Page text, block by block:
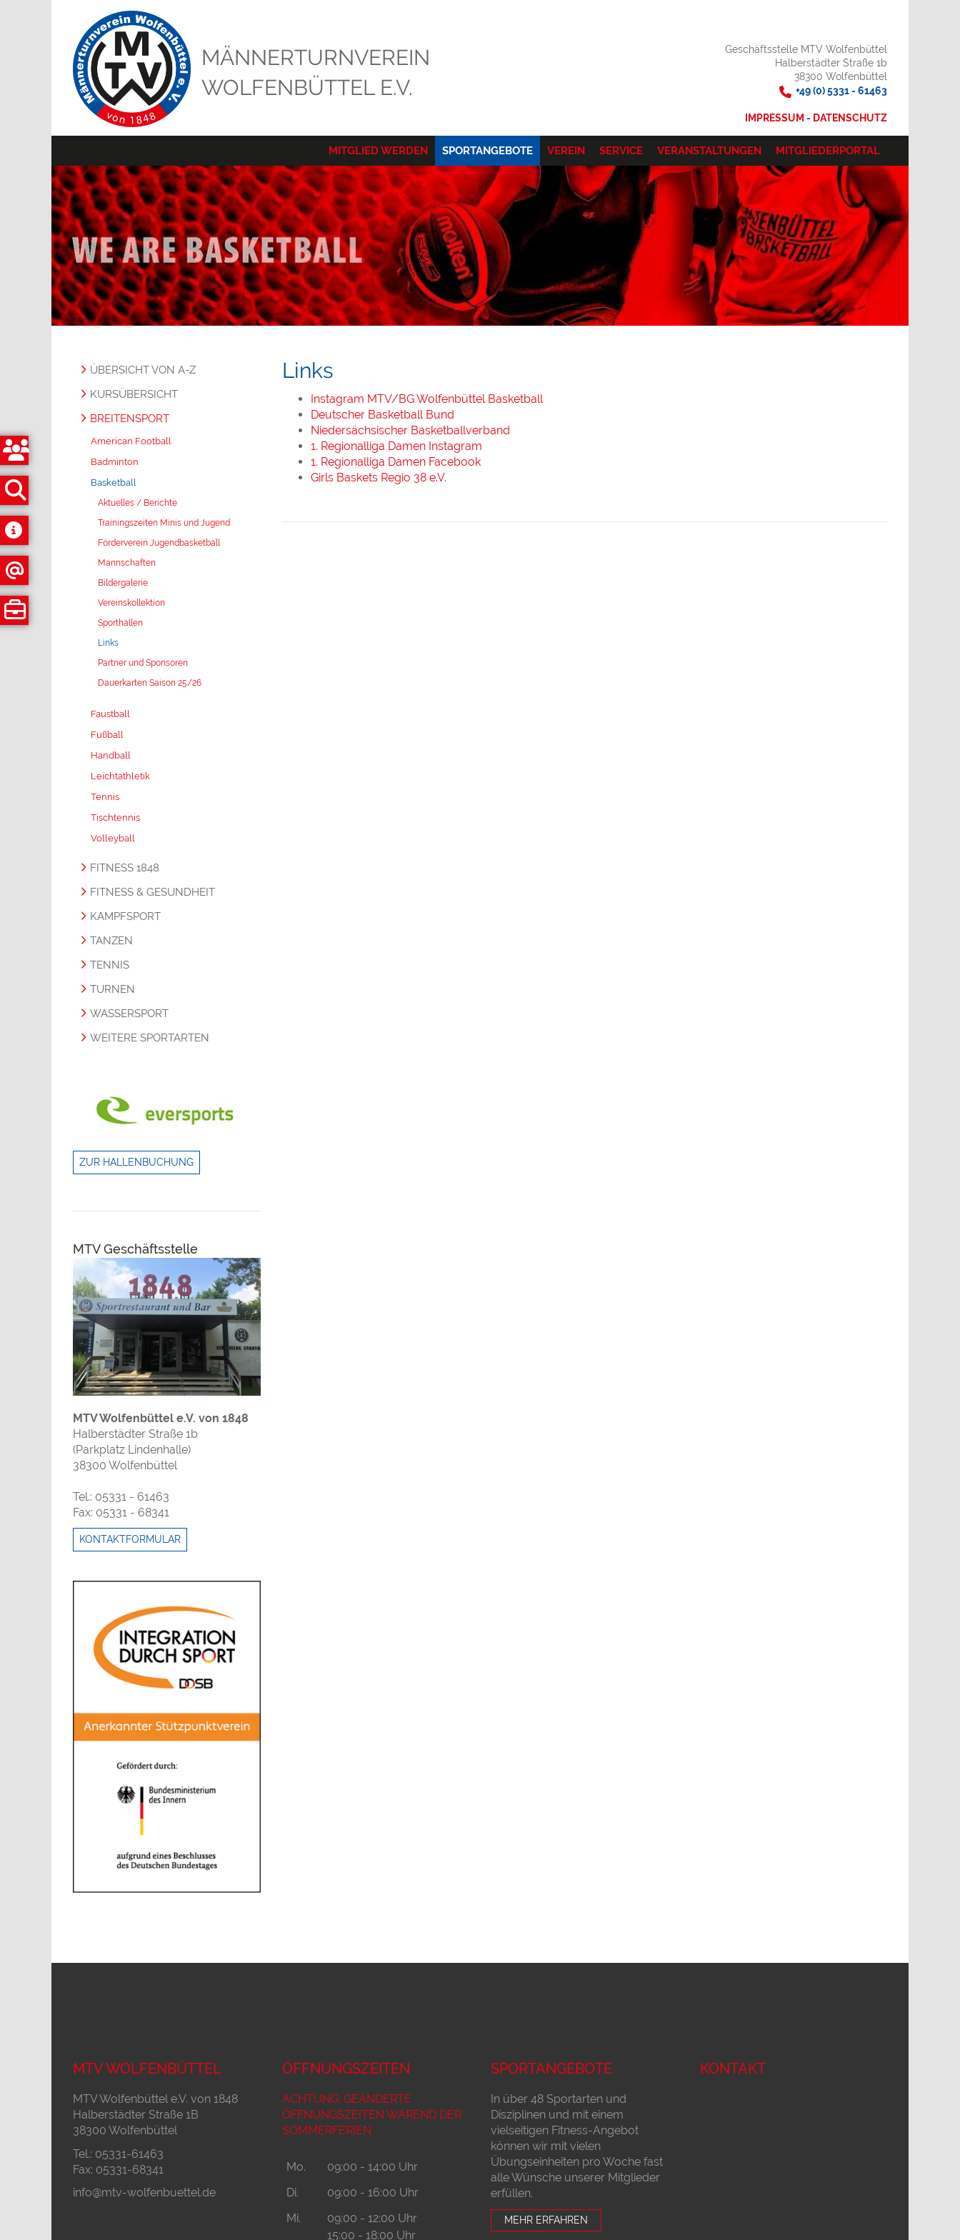
MÄNNERTURNVEREIN
WOLFENBÜTTEL E.V.
Geschäftsstelle MTV Wolfenbüttel
Halberstädter Straße 1b
38300 Wolfenbüttel
+49 (0) 5331 - 61463
IMPRESSUM - DATENSCHUTZ
MITGLIED WERDEN SPORTANGEBOTE VEREIN SERVICE VERANSTALTUNGEN MITGLIEDERPORTAL
ÜBERSICHT VON A-Z
KURSÜBERSICHT
BREITENSPORT
American Football
Badminton
Basketball
Aktuelles / Berichte
Trainingszeiten Minis und Jugend
Förderverein Jugendbasketball
Mannschaften
Bildergalerie
Vereinskollektion
Sporthallen
Links
Partner und Sponsoren
Dauerkarten Saison 25/26
Faustball
Fußball
Handball
Leichtathletik
Tennis
Tischtennis
Volleyball
FITNESS 1848
FITNESS & GESUNDHEIT
KAMPFSPORT
TANZEN
TENNIS
TURNEN
WASSERSPORT
WEITERE SPORTARTEN
ZUR HALLENBUCHUNG
MTV Geschäftsstelle
MTV Wolfenbüttel e.V. von 1848
Halberstädter Straße 1b
(Parkplatz Lindenhalle)
38300 Wolfenbüttel
Tel.: 05331 - 61463
Fax: 05331 - 68341
KONTAKTFORMULAR
Links
Instagram MTV/BG Wolfenbüttel Basketball
Deutscher Basketball Bund
Niedersächsischer Basketballverband
1. Regionalliga Damen Instagram
1. Regionalliga Damen Facebook
Girls Baskets Regio 38 e.V.
MTV WOLFENBÜTTEL
MTV Wolfenbüttel e.V. von 1848
Halberstädter Straße 1B
38300 Wolfenbüttel
Tel.: 05331-61463
Fax: 05331-68341
info@mtv-wolfenbuettel.de
ÖFFNUNGSZEITEN
ACHTUNG: GEÄNDERTE
ÖFFNUNGSZEITEN WÄREND DER
SOMMERFERIEN
Mo.
09:00 - 14:00 Uhr
Di.
09:00 - 16:00 Uhr
Mi.
09:00 - 12:00 Uhr
15:00 - 18:00 Uhr
SPORTANGEBOTE
In über 48 Sportarten und
Disziplinen und mit einem
vielseitigen Fitness-Angebot
können wir mit vielen
Übungseinheiten pro Woche fast
alle Wünsche unserer Mitglieder
erfüllen.
MEHR ERFAHREN
KONTAKT